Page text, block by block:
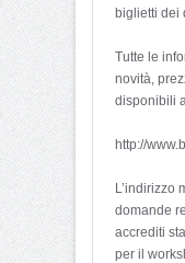
biglietti dei
Tutte le
novità,
disponibili
http://
L’indirizzo
domande
accrediti
per il